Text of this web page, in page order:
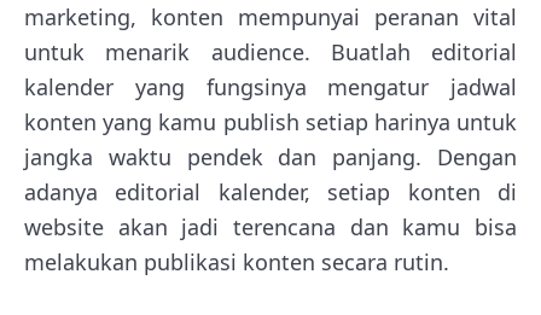
marketing, konten mempunyai peranan vital
untuk menarik audience. Buatlah editorial
kalender yang fungsinya mengatur jadwal
konten yang kamu publish setiap harinya untuk
jangka waktu pendek dan panjang. Dengan
adanya editorial kalender, setiap konten di
website akan jadi terencana dan kamu bisa
melakukan publikasi konten secara rutin.